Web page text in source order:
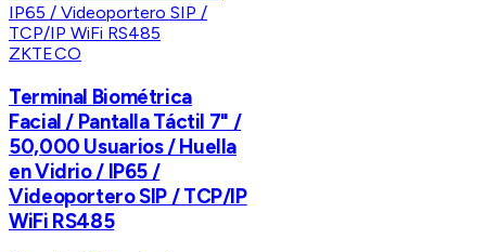
ZKTECO
Terminal Biométrica
Facial / Pantalla Táctil 7" /
50,000 Usuarios / Huella
en Vidrio / IP65 /
Videoportero SIP / TCP/IP
WiFi RS485